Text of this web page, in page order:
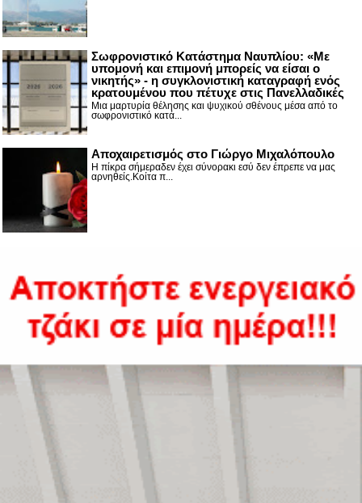
Σωφρονιστικό Κατάστημα Ναυπλίου: «Με
υπομονή και επιμονή μπορείς να είσαι ο
νικητής» - η συγκλονιστική καταγραφή ενός
κρατουμένου που πέτυχε στις Πανελλαδικές
Μια μαρτυρία θέλησης και ψυχικού σθένους μέσα από το
σωφρονιστικό κατά...
Αποχαιρετισμός στο Γιώργο Μιχαλόπουλο
Η πίκρα σήμεραδεν έχει σύνορακι εσύ δεν έπρεπε να μας
αρνηθείς.Κοίτα π...